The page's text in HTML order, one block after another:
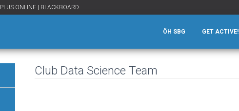
PLUS ONLINE BLACKBOARD
ÖH SBG GET ACTIVE!
Club Data Science Team